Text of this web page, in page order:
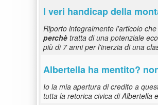
I veri handicap della
Riporto integralmente l'articolo
perchè tratta di una potenziale
più di 7 anni per l'inerzia di una
Albertella ha mentito?
Io la mia apertura di credito a
tutta la retorica civica di Albertella